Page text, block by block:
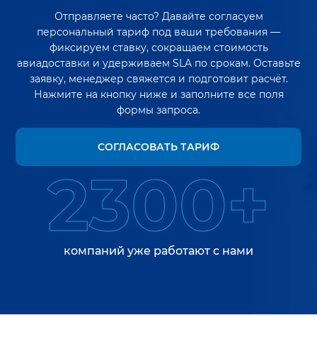
Отправляете часто? Давайте согласуем
персональный тариф под ваши требования —
фиксируем ставку, сокращаем стоимость
авиадоставки и удерживаем SLA по срокам. Оставьте
заявку, менеджер свяжется и подготовит расчёт.
Нажмите на кнопку ниже и заполните все поля
формы запроса.
СОГЛАСОВАТЬ ТАРИФ
2300+
компаний уже работают с нами